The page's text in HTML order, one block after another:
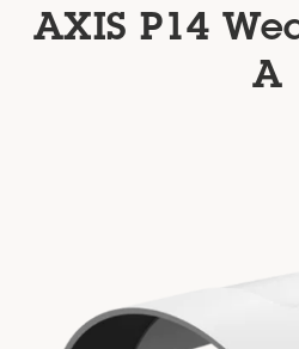
AXIS P14
A